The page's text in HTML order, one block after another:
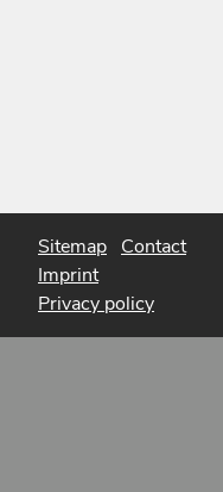
Sitemap Contact
Imprint
Privacy policy